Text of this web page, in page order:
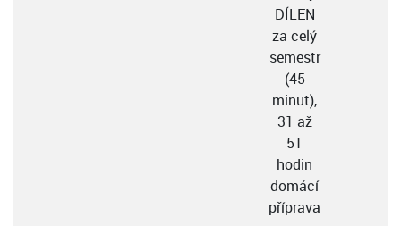
DÍLEN
za celý
semestr
(45
minut),
31 až
51
hodin
domácí
příprava